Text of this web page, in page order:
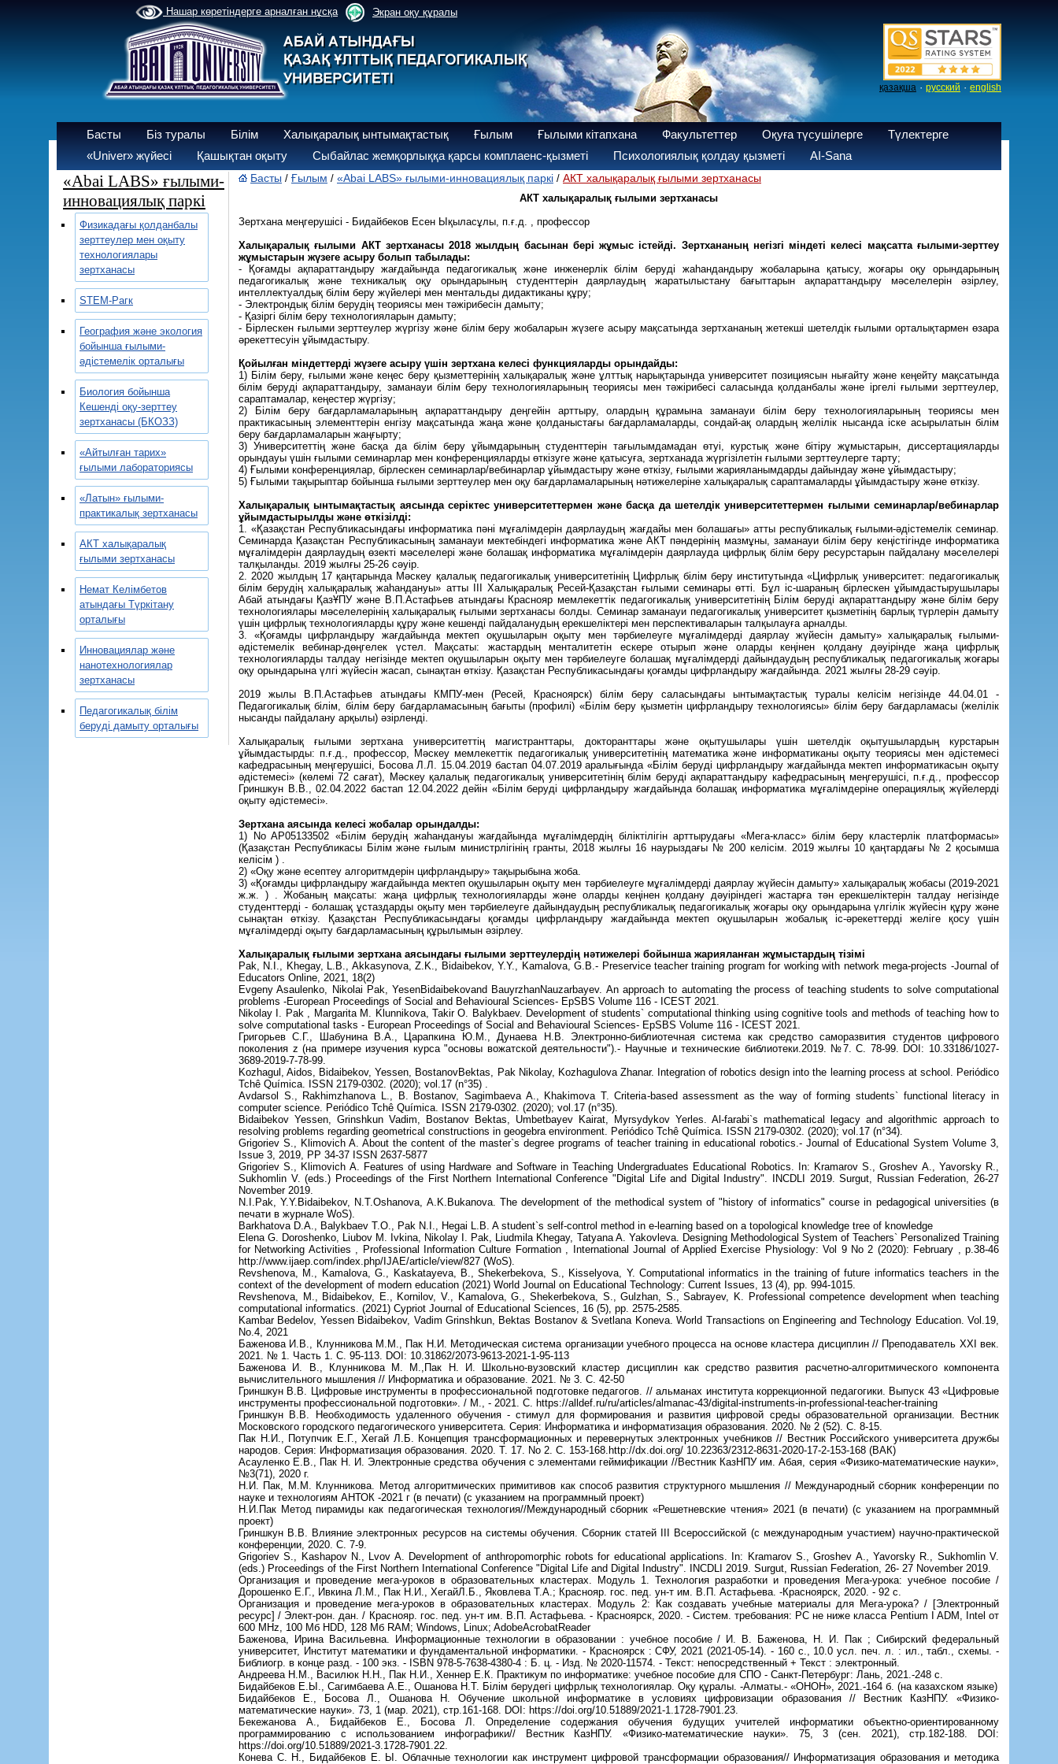
Нашар көретіндерге арналған нұсқа Экран оқу құралы
қазақша · русский · english
Басты Біз туралы Білім Халықаралық ынтымақтастық Ғылым Ғылыми кітапхана Факультеттер Оқуға түсушілерге
Түлектерге
«Univer» жүйесі
Қашықтан оқыту Сыбайлас жемқорлыққа қарсы комплаенс-қызметі Психологиялық қолдау қызметі AI-Sana
«Abai LABS» ғылыми-
инновациялық паркі
Физикадағы қолданбалы
зерттеулер мен оқыту
технологиялары
зертханасы
SТЕМ-Рагк
География және экология
бойынша ғылыми-
әдістемелік орталығы
Биология бойынша
Кешенді оқу-зерттеу
зертханасы (БКОЗЗ)
«Айтылған тарих»
ғылыми лабораториясы
«Латын» ғылыми-
практикалық зертханасы
АКТ халықаралық
ғылыми зертханасы
Немат Келімбетов
атындағы Түркітану
орталығы
Инновациялар және
нанотехнологиялар
зертханасы
Педагогикалық білім
беруді дамыту орталығы
Басты / Ғылым / «Abai LABS» ғылыми-инновациялық паркі / АКТ халықаралық ғылыми зертханасы
АКТ халықаралық ғылыми зертханасы
Зертхана меңгерушісі - Бидайбеков Есен Ықыласұлы, п.ғ.д. , профессор
Халықаралық ғылыми АКТ зертханасы 2018 жылдың басынан бері жұмыс істейді. Зертхананың негізгі міндеті келесі мақсатта ғылыми-зерттеу
жұмыстарын жүзеге асыру болып табылады:
- Қоғамды ақпараттандыру жағдайында педагогикалық және инженерлік білім беруді жаһандандыру жобаларына қатысу, жоғары оқу орындарының
педагогикалық және техникалық оқу орындарының студенттерін даярлаудың жаратылыстану бағыттарын ақпараттандыру мәселелерін әзірлеу,
интеллектуалдық білім беру жүйелері мен ментальды дидактиканы құру;
- Электрондық білім берудің теориясы мен тәжірибесін дамыту;
- Қазіргі білім беру технологияларын дамыту;
- Бірлескен ғылыми зерттеулер жүргізу және білім беру жобаларын жүзеге асыру мақсатында зертхананың жетекші шетелдік ғылыми орталықтармен өзара
әрекеттесуін ұйымдастыру.
Қойылған міндеттерді жүзеге асыру үшін зертхана келесі функцияларды орындайды:
1) Білім беру, ғылыми және кеңес беру қызметтерінің халықаралық және ұлттық нарықтарында университет позициясын нығайту және кеңейту мақсатында
білім беруді ақпараттандыру, заманауи білім беру технологияларының теориясы мен тәжірибесі саласында қолданбалы және іргелі ғылыми зерттеулер,
сараптамалар, кеңестер жүргізу;
2) Білім беру бағдарламаларының ақпараттандыру деңгейін арттыру, олардың құрамына заманауи білім беру технологияларының теориясы мен
практикасының элементтерін енгізу мақсатында жаңа және қолданыстағы бағдарламаларды, сондай-ақ олардың желілік нысанда іске асырылатын білім
беру бағдарламаларын жаңғырту;
3) Университеттің және басқа да білім беру ұйымдарының студенттерін тағылымдамадан өтуі, курстық және бітіру жұмыстарын, диссертацияларды
орындауы үшін ғылыми семинарлар мен конференцияларды өткізуге және қатысуға, зертханада жүргізілетін ғылыми зерттеулерге тарту;
4) Ғылыми конференциялар, бірлескен семинарлар/вебинарлар ұйымдастыру және өткізу, ғылыми жарияланымдарды дайындау және ұйымдастыру;
5) Ғылыми тақырыптар бойынша ғылыми зерттеулер мен оқу бағдарламаларының нәтижелеріне халықаралық сараптамаларды ұйымдастыру және өткізу.
Халықаралық ынтымақтастық аясында серіктес университеттермен және басқа да шетелдік университеттермен ғылыми семинарлар/вебинарлар
ұйымдастырылды және өткізілді:
1. «Қазақстан Республикасындағы информатика пәні мұғалімдерін даярлаудың жағдайы мен болашағы» атты республикалық ғылыми-әдістемелік семинар.
Семинарда Қазақстан Республикасының заманауи мектебіндегі информатика және АКТ пәндерінің мазмұны, заманауи білім беру кеңістігінде информатика
мұғалімдерін даярлаудың өзекті мәселелері және болашақ информатика мұғалімдерін даярлауда цифрлық білім беру ресурстарын пайдалану мәселелері
талқыланды. 2019 жылғы 25-26 сәуір.
2. 2020 жылдың 17 қаңтарында Мәскеу қалалық педагогикалық университетінің Цифрлық білім беру институтында «Цифрлық университет: педагогикалық
білім берудің халықаралық жаһандануы» атты III Халықаралық Ресей-Қазақстан ғылыми семинары өтті. Бұл іс-шараның бірлескен ұйымдастырушылары
Абай атындағы ҚазҰПУ және В.П.Астафьев атындағы Краснояр мемлекеттік педагогикалық университетінің Білім беруді ақпараттандыру және білім беру
технологиялары мәселелерінің халықаралық ғылыми зертханасы болды. Семинар заманауи педагогикалық университет қызметінің барлық түрлерін дамыту
үшін цифрлық технологияларды құру және кешенді пайдаланудың ерекшеліктері мен перспективаларын талқылауға арналды.
3. «Қоғамды цифрландыру жағдайында мектеп оқушыларын оқыту мен тәрбиелеуге мұғалімдерді даярлау жүйесін дамыту» халықаралық ғылыми-
әдістемелік вебинар-дөңгелек үстел. Мақсаты: жастардың менталитетін ескере отырып және оларды кеңінен қолдану дәуірінде жаңа цифрлық
технологияларды талдау негізінде мектеп оқушыларын оқыту мен тәрбиелеуге болашақ мұғалімдерді дайындаудың республикалық педагогикалық жоғары
оқу орындарына үлгі жүйесін жасап, сынақтан өткізу. Қазақстан Республикасындағы қоғамды цифрландыру жағдайында. 2021 жылғы 28-29 сәуір.
2019 жылы В.П.Астафьев атындағы КМПУ-мен (Ресей, Красноярск) білім беру саласындағы ынтымақтастық туралы келісім негізінде 44.04.01 -
Педагогикалық білім, білім беру бағдарламасының бағыты (профилі) «Білім беру қызметін цифрландыру технологиясы» білім беру бағдарламасы (желілік
нысанды пайдалану арқылы) әзірленді.
Халықаралық ғылыми зертхана университеттің магистранттары, докторанттары және оқытушылары үшін шетелдік оқытушылардың курстарын
ұйымдастырды: п.ғ.д., профессор, Мәскеу мемлекеттік педагогикалық университетінің математика және информатиканы оқыту теориясы мен әдістемесі
кафедрасының меңгерушісі, Босова Л.Л. 15.04.2019 бастап 04.07.2019 аралығында «Білім беруді цифрландыру жағдайында мектеп информатикасын оқыту
әдістемесі» (көлемі 72 сағат), Мәскеу қалалық педагогикалық университетінің білім беруді ақпараттандыру кафедрасының меңгерушісі, п.ғ.д., профессор
Гриншкун В.В., 02.04.2022 бастап 12.04.2022 дейін «Білім беруді цифрландыру жағдайында болашақ информатика мұғалімдеріне операциялық жүйелерді
оқыту әдістемесі».
Зертхана аясында келесі жобалар орындалды:
1) No AP05133502 «Білім берудің жаһандануы жағдайында мұғалімдердің біліктілігін арттырудағы «Мега-класс» білім беру кластерлік платформасы»
(Қазақстан Республикасы Білім және ғылым министрлігінің гранты, 2018 жылғы 16 наурыздағы № 200 келісім. 2019 жылғы 10 қаңтардағы № 2 қосымша
келісім ) .
2) «Оқу және есептеу алгоритмдерін цифрландыру» тақырыбына жоба.
3) «Қоғамды цифрландыру жағдайында мектеп оқушыларын оқыту мен тәрбиелеуге мұғалімдерді даярлау жүйесін дамыту» халықаралық жобасы (2019-2021
ж.ж. ) . Жобаның мақсаты: жаңа цифрлық технологияларды және оларды кеңінен қолдану дәуіріндегі жастарға тән ерекшеліктерін талдау негізінде
студенттерді - болашақ ұстаздарды оқыту мен тәрбиелеуге дайындаудың республикалық педагогикалық жоғары оқу орындарына үлгілік жүйесін құру және
сынақтан өткізу. Қазақстан Республикасындағы қоғамды цифрландыру жағдайында мектеп оқушыларын жобалық іс-әрекеттерді желіге қосу үшін
мұғалімдерді оқыту бағдарламасының құрылымын әзірлеу.
Халықаралық ғылыми зертхана аясындағы ғылыми зерттеулердің нәтижелері бойынша жарияланған жұмыстардың тізімі
Pak, N.I., Khegay, L.B., Akkasynova, Z.K., Bidaibekov, Y.Y., Kamalova, G.B.- Preservice teacher training program for working with network mega-projects -Journal of
Educators Online, 2021, 18(2)
Evgeny Asaulenko, Nikolai Pak, YesenBidaibekovand BauyrzhanNauzarbayev. An approach to automating the process of teaching students to solve computational
problems -European Proceedings of Social and Behavioural Sciences- EpSBS Volume 116 - ICEST 2021.
Nikolay I. Pak , Margarita M. Klunnikova, Takir O. Balykbaev. Development of students` computational thinking using cognitive tools and methods of teaching how to
solve computational tasks - European Proceedings of Social and Behavioural Sciences- EpSBS Volume 116 - ICEST 2021.
Григорьев С.Г., Шабунина В.А., Царапкина Ю.М., Дунаева Н.В. Электронно-библиотечная система как средство саморазвития студентов цифрового
поколения z (на примере изучения курса "основы вожатской деятельности").- Научные и технические библиотеки.2019. №7. С. 78-99. DOI: 10.33186/1027-
3689-2019-7-78-99.
Kozhagul, Aidos, Bidaibekov, Yessen, BostanovBektas, Pak Nikolay, Kozhagulova Zhanar. Integration of robotics design into the learning process at school. Periódico
Tchê Química. ISSN 2179-0302. (2020); vol.17 (n°35) .
Avdarsol S., Rakhimzhanova L., B. Bostanov, Sagimbaeva A., Khakimova T. Criteria-based assessment as the way of forming students` functional literacy in
computer science. Periódico Tchê Química. ISSN 2179-0302. (2020); vol.17 (n°35).
Bidaibekov Yessen, Grinshkun Vadim, Bostanov Bektas, Umbetbayev Kairat, Myrsydykov Yerles. Al-farabi`s mathematical legacy and algorithmic approach to
resolving problems regarding geometrical constructions in geogebra environment. Periódico Tchê Química. ISSN 2179-0302. (2020); vol.17 (n°34).
Grigoriev S., Klimovich A. About the content of the master`s degree programs of teacher training in educational robotics.- Journal of Educational System Volume 3,
Issue 3, 2019, PP 34-37 ISSN 2637-5877
Grigoriev S., Klimovich A. Features of using Hardware and Software in Teaching Undergraduates Educational Robotics. In: Kramarov S., Groshev A., Yavorsky R.,
Sukhomlin V. (eds.) Proceedings of the First Northern International Conference "Digital Life and Digital Industry". INCDLI 2019. Surgut, Russian Federation, 26-27
November 2019.
N.I.Pak, Y.Y.Bidaibekov, N.T.Oshanova, A.K.Bukanova. The development of the methodical system of "history of informatics" course in pedagogical universities (в
печати в журнале WoS).
Barkhatova D.A., Balykbaev T.O., Pak N.I., Hegai L.B. A student`s self-control method in e-learning based on a topological knowledge tree of knowledge
Elena G. Doroshenko, Liubov M. Ivkina, Nikolay I. Pak, Liudmila Khegay, Tatyana A. Yakovleva. Designing Methodological System of Teachers` Personalized Training
for Networking Activities , Professional Information Culture Formation , International Journal of Applied Exercise Physiology: Vol 9 No 2 (2020): February , p.38-46
http://www.ijaep.com/index.php/IJAE/article/view/827 (WoS).
Revshenova, M., Kamalova, G., Kaskatayeva, B., Shekerbekova, S., Kisselyova, Y. Computational informatics in the training of future informatics teachers in the
context of the development of modern education (2021) World Journal on Educational Technology: Current Issues, 13 (4), pp. 994-1015.
Revshenova, M., Bidaibekov, E., Kornilov, V., Kamalova, G., Shekerbekova, S., Gulzhan, S., Sabrayev, K. Professional competence development when teaching
computational informatics. (2021) Cypriot Journal of Educational Sciences, 16 (5), pp. 2575-2585.
Kambar Bedelov, Yessen Bidaibekov, Vadim Grinshkun, Bektas Bostanov & Svetlana Koneva. World Transactions on Engineering and Technology Education. Vol.19,
No.4, 2021
Баженова И.В., Клунникова М.М., Пак Н.И. Методическая система организации учебного процесса на основе кластера дисциплин // Преподаватель XXI век.
2021. № 1. Часть 1. С. 95-113. DOI: 10.31862/2073-9613-2021-1-95-113
Баженова И. В., Клунникова М. М.,Пак Н. И. Школьно-вузовский кластер дисциплин как средство развития расчетно-алгоритмического компонента
вычислительного мышления // Информатика и образование. 2021. № 3. С. 42-50
Гриншкун В.В. Цифровые инструменты в профессиональной подготовке педагогов. // альманах института коррекционной педагогики. Выпуск 43 «Цифровые
инструменты профессиональной подготовки». / М., - 2021. С. https://alldef.ru/ru/articles/almanac-43/digital-instruments-in-professional-teacher-training
Гриншкун В.В. Необходимость удаленного обучения - стимул для формирования и развития цифровой среды образовательной организации. Вестник
Московского городского педагогического университета. Серия: Информатика и информатизация образования. 2020. № 2 (52). С. 8-15.
Пак Н.И., Потупчик Е.Г., Хегай Л.Б. Концепция трансформационных и перевернутых электронных учебников // Вестник Российского университета дружбы
народов. Серия: Информатизация образования. 2020. Т. 17. No 2. С. 153-168.http://dx.doi.org/ 10.22363/2312-8631-2020-17-2-153-168 (ВАК)
Асауленко Е.В., Пак Н. И. Электронные средства обучения с элементами геймификации //Вестник КазНПУ им. Абая, серия «Физико-математические науки»,
№3(71), 2020 г.
Н.И. Пак, М.М. Клунникова. Метод алгоритмических примитивов как способ развития структурного мышления // Международный сборник конференции по
науке и технологиям АНТОК -2021 г (в печати) (с указанием на программный проект)
Н.И.Пак Метод пирамиды как педагогическая технология//Международный сборник «Решетневские чтения» 2021 (в печати) (с указанием на программный
проект)
Гриншкун В.В. Влияние электронных ресурсов на системы обучения. Сборник статей III Всероссийской (с международным участием) научно-практической
конференции, 2020. С. 7-9.
Grigoriev S., Kashapov N., Lvov A. Development of anthropomorphic robots for educational applications. In: Kramarov S., Groshev A., Yavorsky R., Sukhomlin V.
(eds.) Proceedings of the First Northern International Conference "Digital Life and Digital Industry". INCDLI 2019. Surgut, Russian Federation, 26- 27 November 2019.
Организация и проведение мега-уроков в образовательных кластерах. Модуль 1. Технология разработки и проведения Мега-урока: учебное пособие /
Дорошенко Е.Г., Ивкина Л.М., Пак Н.И., ХегайЛ.Б., Яковлева Т.А.; Краснояр. гос. пед. ун-т им. В.П. Астафьева. -Красноярск, 2020. - 92 с.
Организация и проведение мега-уроков в образовательных кластерах. Модуль 2: Как создавать учебные материалы для Мега-урока? / [Электронный
ресурс] / Элект-рон. дан. / Краснояр. гос. пед. ун-т им. В.П. Астафьева. - Красноярск, 2020. - Систем. требования: РС не ниже класса Pentium I ADM, Intel от
600 MHz, 100 Мб HDD, 128 Мб RAM; Windows, Linux; AdobeAcrobatReader
Баженова, Ирина Васильевна. Информационные технологии в образовании : учебное пособие / И. В. Баженова, Н. И. Пак ; Сибирский федеральный
университет, Институт математики и фундаментальной информатики. - Красноярск : СФУ, 2021 (2021-05-14). - 160 с., 10.0 усл. печ. л. : ил., табл., схемы. -
Библиогр. в конце разд. - 100 экз. - ISBN 978-5-7638-4380-4 : Б. ц. - Изд. № 2020-11574. - Текст: непосредственный + Текст : электронный.
Андреева Н.М., Василюк Н.Н., Пак Н.И., Хеннер Е.К. Практикум по информатике: учебное пособие для СПО - Санкт-Петербург: Лань, 2021.-248 с.
Бидайбеков Е.Ы., Сагимбаева А.Е., Ошанова Н.Т. Білім берудегі цифрлық технологиялар. Оқу құралы. -Алматы.- «ОНОН», 2021.-164 б. (на казахском языке)
Бидайбеков Е., Босова Л., Ошанова Н. Обучение школьной информатике в условиях цифровизации образования // Вестник КазНПУ. «Физико-
математические науки». 73, 1 (мар. 2021), стр.161-168. DOI: https://doi.org/10.51889/2021-1.1728-7901.23.
Бекежанова A., Бидайбеков Е., Босова Л. Определение содержания обучения будущих учителей информатики объектно-ориентированному
программированию с использованием инфографики// Вестник КазНПУ. «Физико-математические науки». 75, 3 (сен. 2021), стр.182-188. DOI:
https://doi.org/10.51889/2021-3.1728-7901.22.
Конева С. Н., Бидайбеков Е. Ы. Облачные технологии как инструмент цифровой трансформации образования// Информатизация образования и методика